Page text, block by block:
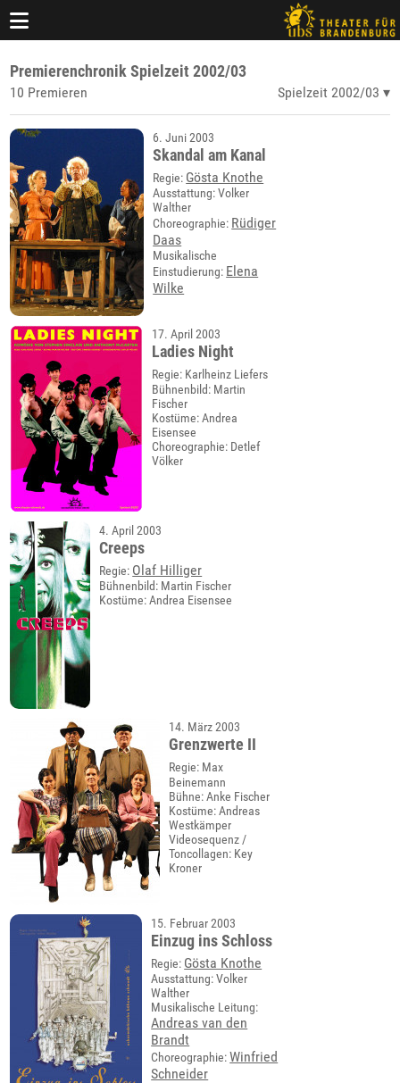
Premierenchronik Spielzeit 2002/03
10 Premieren Spielzeit 2002/03
6. Juni 2003
Skandal am Kanal
Regie: Gösta Knothe
Ausstattung: Volker
Walther
Choreographie: Rüdiger
Daas
Musikalische
Einstudierung: Elena
Wilke
17. April 2003
Ladies Night
Regie: Karlheinz Liefers
Bühnenbild: Martin
Fischer
Kostüme: Andrea
Eisensee
Choreographie: Detlef
Völker
4. April 2003
Creeps
Regie: Olaf Hilliger
Bühnenbild: Martin Fischer
Kostüme: Andrea Eisensee
14. März 2003
Grenzwerte II
Regie: Max
Beinemann
Bühne: Anke Fischer
Kostüme: Andreas
Westkämper
Videosequenz /
Toncollagen: Key
Kroner
15. Februar 2003
Einzug ins Schloss
Regie: Gösta Knothe
Ausstattung: Volker
Walther
Musikalische Leitung:
Andreas van den
Brandt
Choreographie:Winfried
Schneider